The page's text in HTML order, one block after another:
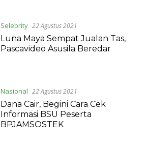
Selebrity 22 Agustus 2021
Luna Maya Sempat Jualan Tas,
Pascavideo Asusila Beredar
Nasional 22 Agustus 2021
Dana Cair, Begini Cara Cek
Informasi BSU Peserta
BPJAMSOSTEK